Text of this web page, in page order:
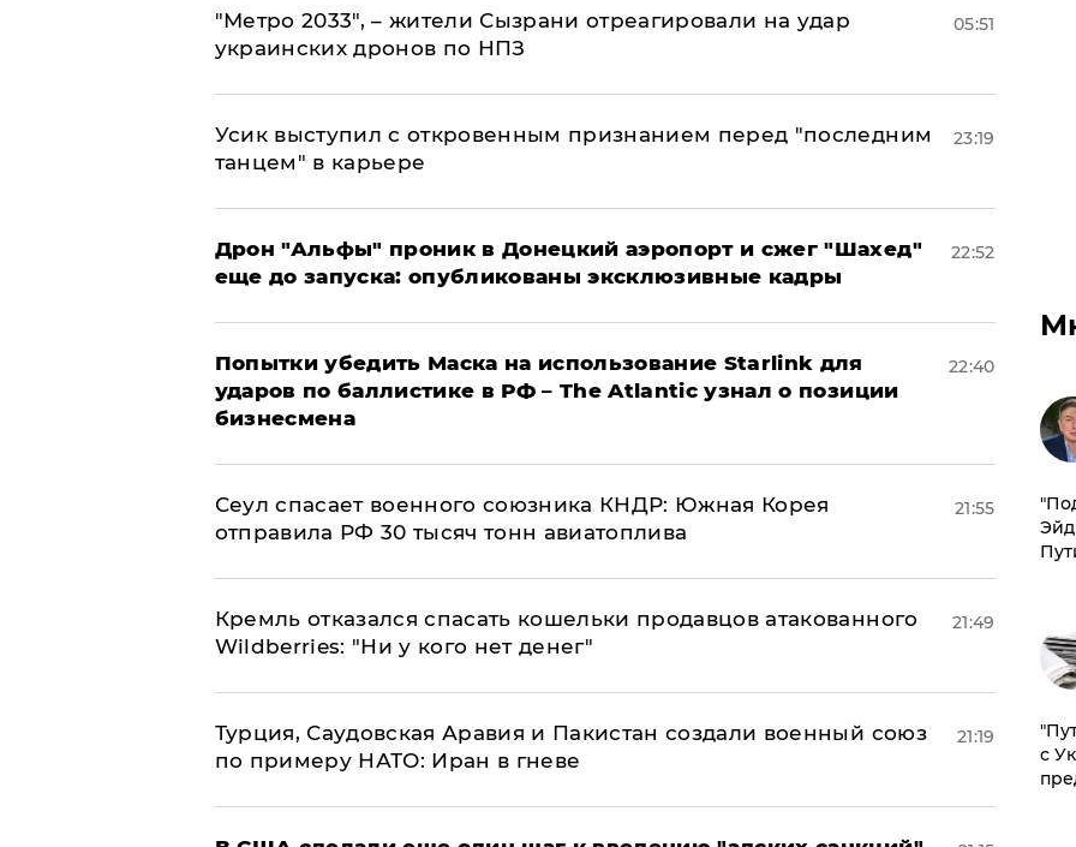
"Метро 2033", – жители Сызрани отреагировали на удар
украинских дронов по НПЗ
05:51
Усик выступил с откровенным признанием перед "последним
танцем" в карьере
23:19
Дрон "Альфы" проник в Донецкий аэропорт и сжег "Шахед"
еще до запуска: опубликованы эксклюзивные кадры
22:52
Попытки убедить Маска на использование Starlink для
ударов по баллистике в РФ – The Atlantic узнал о позиции
бизнесмена
22:40
​Сеул спасает военного союзника КНДР: Южная Корея
отправила РФ 30 тысяч тонн авиатоплива
21:55
Кремль отказался спасать кошельки продавцов атакованного
Wildberries: "Ни у кого нет денег"
21:49
Турция, Саудовская Аравия и Пакистан создали военный союз
по примеру НАТО: Иран в гневе
21:19
с